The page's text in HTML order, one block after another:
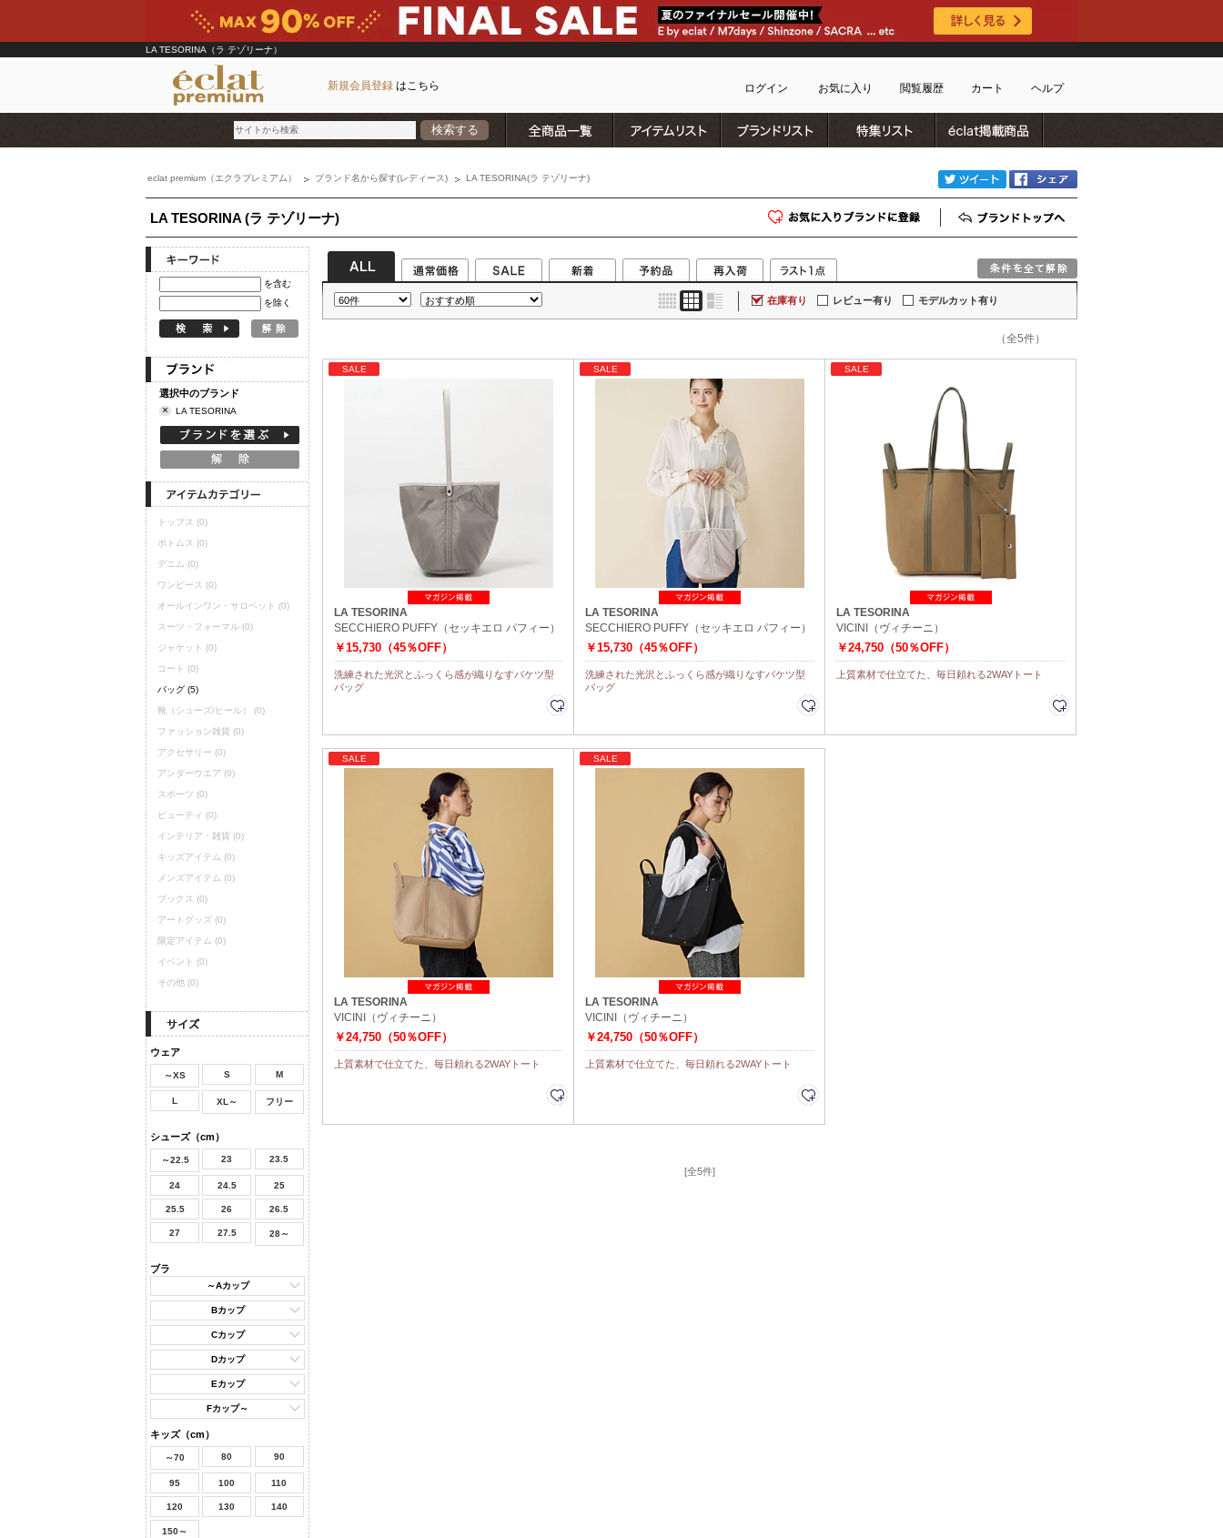
LA TESORINA（ラ テゾリーナ）
新規会員登録 はこちら ログイン お気に入り 閲覧履歴 カート ヘルプ
お支払い方法について
キャンセルについて
返品・交換について
会員特典のご案内
初めてのお客様
よくあるご質問
お問合せ
新規会員登録
検索する
ブランド
カテゴリ
雑誌掲載アイテム
お気に入り
ランキング
雑誌･書籍(一緒に買うと送料無料)
定期購読
eclat premium（エクラプレミアム） ブランド名から探す(レディース) LA TESORINA(ラ テゾリーナ)
LA TESORINA (ラ テゾリーナ)
お気に入りブランド登録
を含む
を除く
選択中のブランド
× LA TESORINA
トップス (0)
ボトムス (0)
デニム (0)
ワンピース (0)
オールインワン・サロペット (0)
スーツ・フォーマル (0)
ジャケット (0)
コート (0)
バッグ (5)
靴（シューズ/ヒール） (0)
ファッション雑貨 (0)
アクセサリー (0)
アンダーウエア (0)
スポーツ (0)
ビューティ (0)
インテリア・雑貨 (0)
キッズアイテム (0)
メンズアイテム (0)
ブックス (0)
アートグッズ (0)
限定アイテム (0)
イベント (0)
その他 (0)
ウェア
～XS S M
L XL～ フリー
シューズ（cm）
～22.5 23 23.5
24 24.5 25
25.5 26 26.5
27 27.5 28～
ブラ
～Aカップ
Bカップ
Cカップ
Dカップ
Eカップ
Fカップ～
キッズ（cm）
～70 80 90
95 100 110
120 130 140
150～
在庫有り レビュー有り モデルカット有り
（全5件）
SALE
LA TESORINA
SECCHIERO PUFFY（セッキエロ パフィー）
￥15,730（45％OFF）
洗練された光沢とふっくら感が織りなすバケツ型
バッグ
SALE
LA TESORINA
SECCHIERO PUFFY（セッキエロ パフィー）
￥15,730（45％OFF）
洗練された光沢とふっくら感が織りなすバケツ型
バッグ
SALE
LA TESORINA
VICINI（ヴィチーニ）
￥24,750（50％OFF）
上質素材で仕立てた、毎日頼れる2WAYトート
SALE
LA TESORINA
VICINI（ヴィチーニ）
￥24,750（50％OFF）
上質素材で仕立てた、毎日頼れる2WAYトート
SALE
LA TESORINA
VICINI（ヴィチーニ）
￥24,750（50％OFF）
上質素材で仕立てた、毎日頼れる2WAYトート
[全5件]